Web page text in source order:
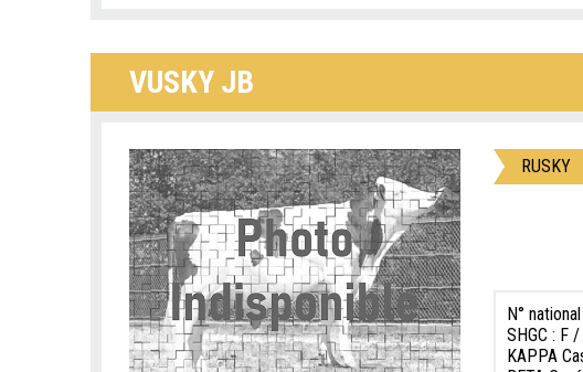
VUSKY JB
RUSKY
N°
SHGC : F
KAPPA